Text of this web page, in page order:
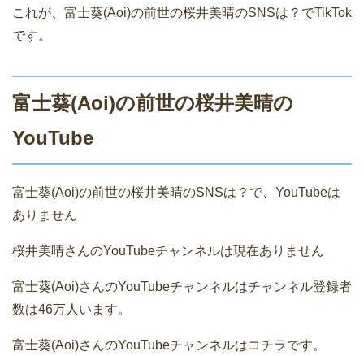
これが、富士葵(Aoi)の前世の桜井美晴のSNSは？でTikTok
です。
富士葵(Aoi)の前世の桜井美晴の
YouTube
富士葵(Aoi)の前世の桜井美晴のSNSは？で、YouTubeは
ありません
桜井美晴さんのYouTubeチャンネルは現在ありません
富士葵(Aoi)さんのYouTubeチャンネルはチャンネル登録者
数は46万人います。
富士葵(Aoi)さんのYouTubeチャンネルはコチラです。